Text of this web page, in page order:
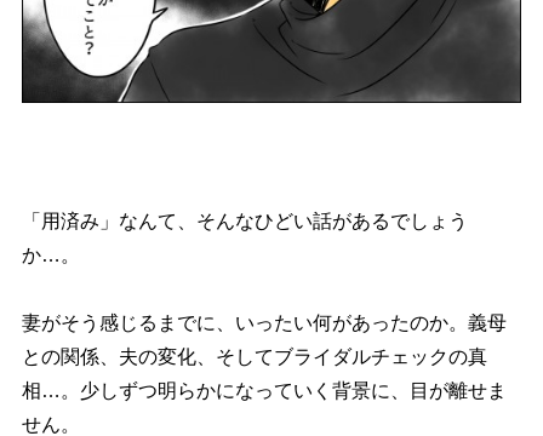
「用済み」なんて、そんなひどい話があるでしょう
か…。
妻がそう感じるまでに、いったい何があったのか。義母
との関係、夫の変化、そしてブライダルチェックの真
相…。少しずつ明らかになっていく背景に、目が離せま
せん。